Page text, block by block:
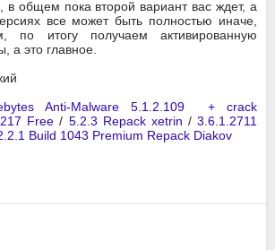
в общем пока второй вариант вас ждет, а
все может быть полностью иначе,
по итогу получаем активированную
а это главное.
Anti-Malware 5.1.2.109 + crack
Free / 5.2.3 Repack xetrin /3.6.1.2711
Build 1043 Premium Repack Diakov